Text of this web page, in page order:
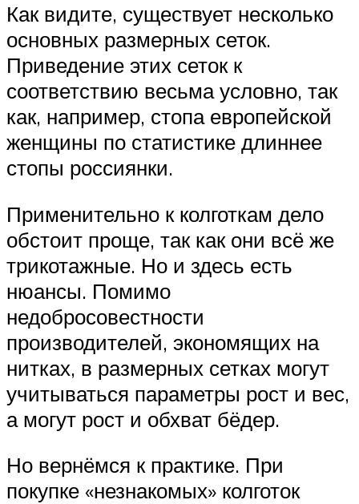
Как видите, существует несколько
основных размерных сеток.
Приведение этих сеток к
соответствию весьма условно, так
как, например, стопа европейской
женщины по статистике длиннее
стопы россиянки.
Применительно к колготкам дело
обстоит проще, так как они всё же
трикотажные. Но и здесь есть
нюансы. Помимо
недобросовестности
производителей, экономящих на
нитках, в размерных сетках могут
учитываться параметры рост и вес,
а могут рост и обхват бёдер.
Но вернёмся к практике. При
покупке «незнакомых» колготок